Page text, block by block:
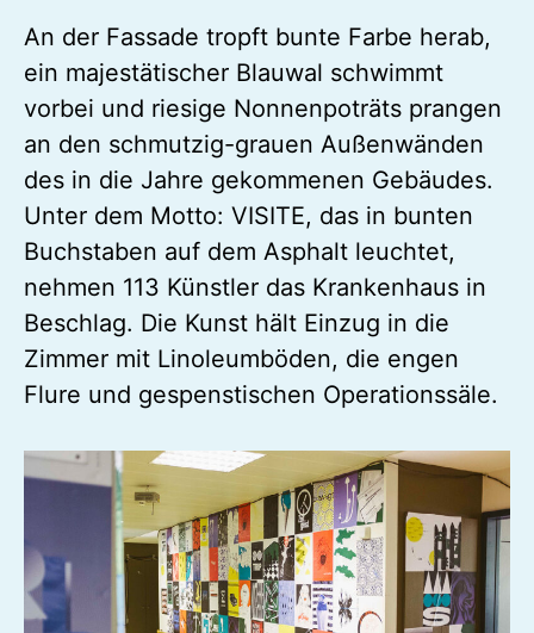
An der Fassade tropft bunte Farbe herab,
ein majestätischer Blauwal schwimmt
vorbei und riesige Nonnenpoträts prangen
an den schmutzig-grauen Außenwänden
des in die Jahre gekommenen Gebäudes.
Unter dem Motto: VISITE, das in bunten
Buchstaben auf dem Asphalt leuchtet,
nehmen 113 Künstler das Krankenhaus in
Beschlag. Die Kunst hält Einzug in die
Zimmer mit Linoleumböden, die engen
Flure und gespenstischen Operationssäle.